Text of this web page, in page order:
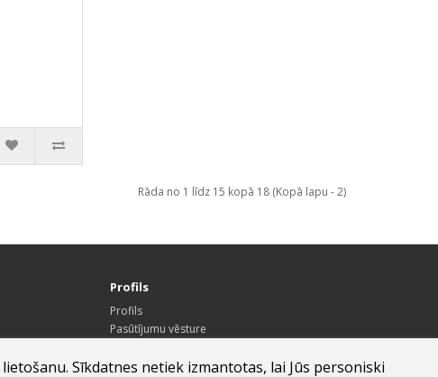
Rāda no 1 līdz 15 kopā 18 (Kopā lapu - 2)
Sīkdatnes netiek izmantotas, lai Jūs personiski
Profils
Profils
Pasūtījumu vēsture
Jaunumi